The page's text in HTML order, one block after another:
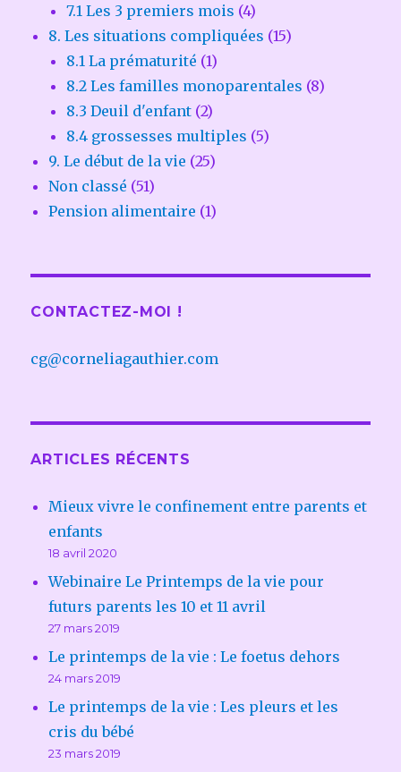
7.1 Les 3 premiers mois (4)
8. Les situations compliquées (15)
8.1 La prématurité (1)
8.2 Les familles monoparentales (8)
8.3 Deuil d'enfant (2)
8.4 grossesses multiples (5)
9. Le début de la vie (25)
Non classé (51)
Pension alimentaire (1)
CONTACTEZ-MOI !
cg@corneliagauthier.com
ARTICLES RÉCENTS
Mieux vivre le confinement entre parents et
enfants
18 avril 2020
Webinaire Le Printemps de la vie pour
futurs parents les 10 et 11 avril
27 mars 2019
Le printemps de la vie : Le foetus dehors
24 mars 2019
Le printemps de la vie : Les pleurs et les
cris du bébé
23 mars 2019